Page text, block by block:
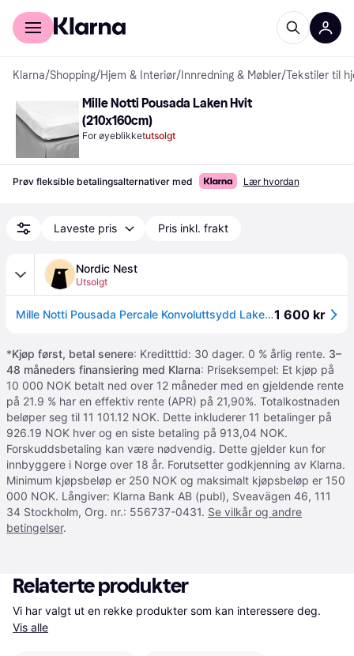
For kunder
Klarna/Shopping/Hjem & Interiør/ Innredning & Møbler/Tekstiler til
Mille Notti Pousada Laken Hvit
(210x160cm)
For øyeblikketutsolgt
Prøv fleksible betalingsalternativer med Lær hvordan
Laveste pris Pris inkl. frakt
Nordic Nest
Utsolgt
Mille Notti Pousada Percale Konvoluttsydd Laken EKO Hvit, 160 x 200 cm1 600 kr
*Kjøp først, betal senere: Kreditttid: 30 dager. 0 % årlig rente. 3–
48 måneders finansiering med Klarna: Priseksempel: Et kjøp på
10 000 NOK betalt ned over 12 måneder med en gjeldende rente
på 21.9 % har en effektiv rente (APR) på 21,90%. Totalkostnaden
beløper seg til 11 101.12 NOK. Dette inkluderer 11 betalinger på
926.19 NOK hver og en siste betaling på 913,04 NOK.
Forskuddsbetaling kan være nødvendig. Dette gjelder kun for
innbyggere i Norge over 18 år. Forutsetter godkjenning av Klarna.
Minimum kjøpsbeløp er 250 NOK og maksimalt kjøpsbeløp er 150
000 NOK. Långiver: Klarna Bank AB (publ), Sveavägen 46, 111
34 Stockholm, Org. nr.: 556737-0431. Se vilkår og andre
betingelser.
Relaterte produkter
Vis alle